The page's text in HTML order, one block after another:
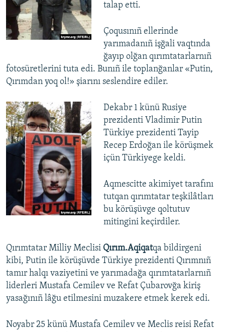
talap etti.
Çoqusınıñ ellerinde
yarımadanıñ işğali vaqtında
ğayıp olğan qırımtatarlarnıñ
fotosüretlerini tuta edi. Bunıñ ile toplanğanlar «Putin,
Qırımdan yoq ol!» şiarını seslendire ediler.
​Dekabr 1 künü Rusiye
prezidenti Vladimir Putin
Türkiye prezidenti Tayip
Recep Erdoğan ile körüşmek
içün Türkiyege keldi.
Aqmescitte akimiyet tarafını
tutqan qırımtatar teşkilâtları
bu körüşüvge qoltutuv
mitingini keçirdiler.
Qırımtatar Milliy Meclisi Qırım.Aqiqatqa bildirgeni
kibi, Putin ile körüşüvde Türkiye prezidenti Qırımnıñ
tamır halqı vaziyetini ve yarımadağa qırımtatarlarnıñ
liderleri Mustafa Cemilev ve Refat Çubarovğa kiriş
yasağınıñ lâğu etilmesini muzakere etmek kerek edi.
Noyabr 25 künü Mustafa Cemilev ve Meclis reisi Refat